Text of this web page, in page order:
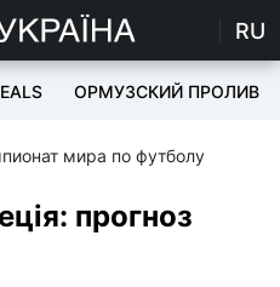
RU
ОРМУЗСКИЙ ПРОЛИВ
мира по футболу
прогноз